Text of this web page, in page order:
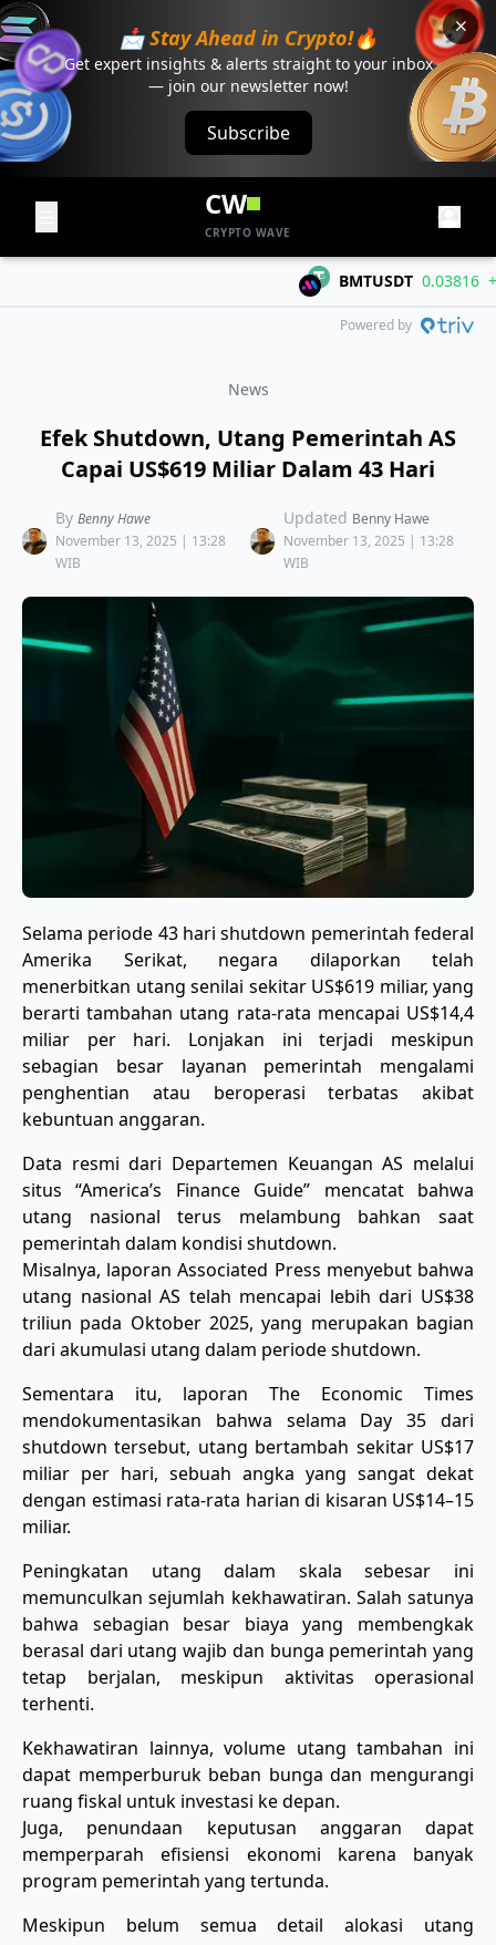
📩 Stay Ahead in Crypto!🔥
Get expert insights & alerts straight to your inbox
— join our newsletter now!
Subscribe
CW
CRYPTO WAVE
BMTUSDT 0.03816
Powered by
News
Efek Shutdown, Utang Pemerintah AS
Capai US$619 Miliar Dalam 43 Hari
By Benny Hawe
November 13, 2025 | 13:28
WIB
Updated Benny Hawe
November 13, 2025 | 13:28
WIB
Selama periode 43 hari shutdown pemerintah federal
Amerika Serikat, negara dilaporkan telah
menerbitkan utang senilai sekitar US$619 miliar, yang
berarti tambahan utang rata-rata mencapai US$14,4
miliar per hari. Lonjakan ini terjadi meskipun
sebagian besar layanan pemerintah mengalami
penghentian atau beroperasi terbatas akibat
kebuntuan anggaran.
Data resmi dari Departemen Keuangan AS melalui
situs “America’s Finance Guide” mencatat bahwa
utang nasional terus melambung bahkan saat
pemerintah dalam kondisi shutdown.
Misalnya, laporan Associated Press menyebut bahwa
utang nasional AS telah mencapai lebih dari US$38
triliun pada Oktober 2025, yang merupakan bagian
dari akumulasi utang dalam periode shutdown.
Sementara itu, laporan The Economic Times
mendokumentasikan bahwa selama Day 35 dari
shutdown tersebut, utang bertambah sekitar US$17
miliar per hari, sebuah angka yang sangat dekat
dengan estimasi rata-rata harian di kisaran US$14–15
miliar.
Peningkatan utang dalam skala sebesar ini
memunculkan sejumlah kekhawatiran. Salah satunya
bahwa sebagian besar biaya yang membengkak
berasal dari utang wajib dan bunga pemerintah yang
tetap berjalan, meskipun aktivitas operasional
terhenti.
Kekhawatiran lainnya, volume utang tambahan ini
dapat memperburuk beban bunga dan mengurangi
ruang fiskal untuk investasi ke depan.
Juga, penundaan keputusan anggaran dapat
memperparah efisiensi ekonomi karena banyak
program pemerintah yang tertunda.
Meskipun belum semua detail alokasi utang